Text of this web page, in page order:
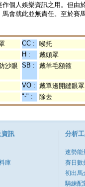
個人娛樂資訊之用。但
會就此並無責任。至於賽
CC :
喉托
H :
戴頭罩
沙眼 SB : 戴羊毛額箍
VO : 戴單邊開縫眼罩
"-" : 除去
資訊
庫
分析
速勢能
賽日數
初出馬
騎練配